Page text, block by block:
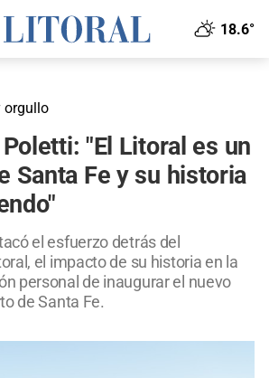
18.6°
orgullo
"El Litoral es un
Santa Fe y su historia
el esfuerzo detrás del
el impacto de su historia en la
personal de inaugurar el nuevo
de Santa Fe.